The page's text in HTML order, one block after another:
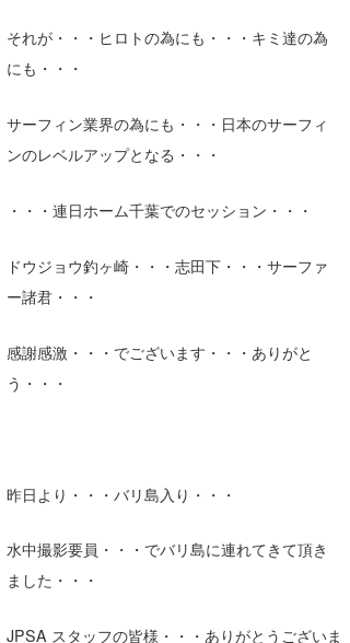
それが・・・ヒロトの為にも・・・キミ達の為
にも・・・
サーフィン業界の為にも・・・日本のサーフィ
ンのレベルアップとなる・・・
・・・連日ホーム千葉でのセッション・・・
ドウジョウ釣ヶ崎・・・志田下・・・サーファ
ー諸君・・・
感謝感激・・・でございます・・・ありがと
う・・・
昨日より・・・バリ島入り・・・
水中撮影要員・・・でバリ島に連れてきて頂き
ました・・・
JPSA スタッフの皆様・・・ありがとうございま